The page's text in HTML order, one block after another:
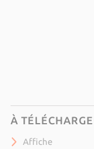
À
Affiche